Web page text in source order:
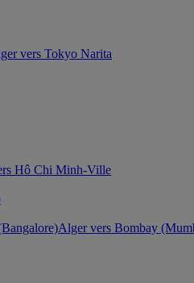
vers Tokyo Narita
Hô Chi Minh-Ville
Alger vers Bombay